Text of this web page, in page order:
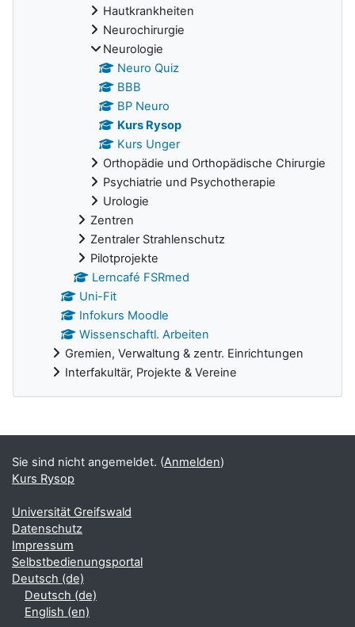
Hautkrankheiten
Neurochirurgie
Neurologie
Neuro Quiz
BBB
BP Neuro
Kurs Rysop
Kurs Unger
Orthopädie und Orthopädische Chirurgie
Psychiatrie und Psychotherapie
Urologie
Zentren
Zentraler Strahlenschutz
Pilotprojekte
Lerncafé FSRmed
Uni-Fit
Infokurs Moodle
Wissenschaftl. Arbeiten
Gremien, Verwaltung & zentr. Einrichtungen
Interfakultär, Projekte & Vereine
Ergänzungsblöcke
Sie sind nicht angemeldet. (Anmelden)
Kurs Rysop
Universität Greifswald
Datenschutz
Impressum
Selbstbedienungsportal
Deutsch ‎(de)‎
Deutsch ‎(de)‎
English ‎(en)‎